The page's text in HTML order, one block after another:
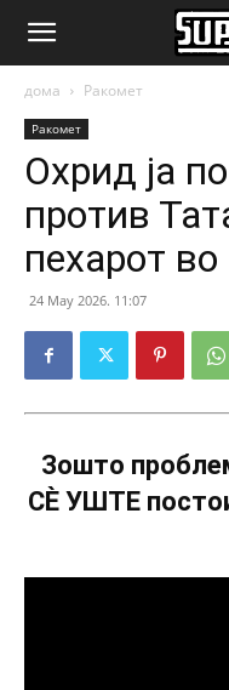
SuperSport.mk
дома Ракомет
Ракомет
Охрид ја
против
пехарот
24 May 2026. 11:07
Зошто
СÈ УШТЕ